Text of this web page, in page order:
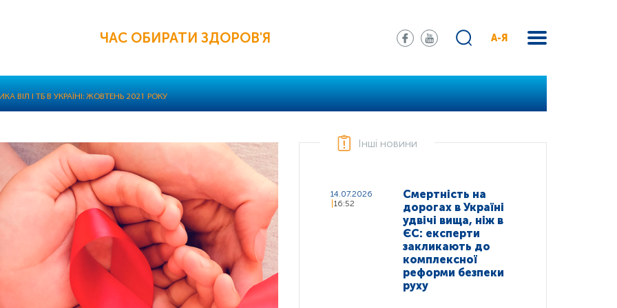
ЧАС ОБИРАТИ ЗДОРОВ'Я А-Я
ВІЛ І ТБ В УКРАЇНІ: ЖОВТЕНЬ 2021 РОКУ
Інші новини
14.07.2026
16:52
Смертність на
дорогах в Україні
удвічі вища, ніж в
ЄС: експерти
закликають до
комплексної
реформи безпеки
руху